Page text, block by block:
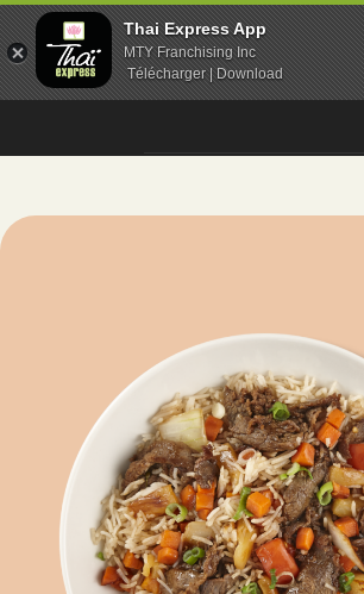
Thai Express App
MTY Franchising Inc
Télécharger | Download